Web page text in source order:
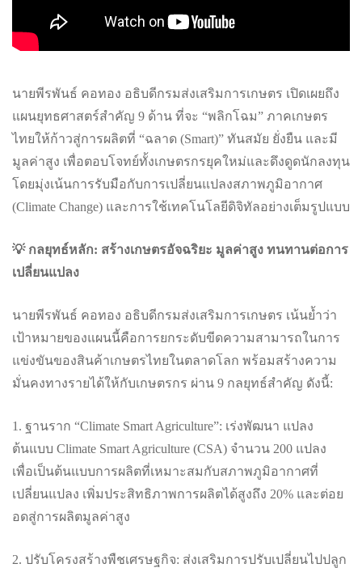
นายพีรพันธ์ คอทอง อธิบดีกรมส่งเสริมการเกษตร เปิดเผยถึง
แผนยุทธศาสตร์สำคัญ 9 ด้าน ที่จะ “พลิกโฉม” ภาคเกษตร
ไทยให้ก้าวสู่การผลิตที่ “ฉลาด (Smart)” ทันสมัย ยั่งยืน และมี
มูลค่าสูง เพื่อตอบโจทย์ทั้งเกษตรกรยุคใหม่และดึงดูดนักลงทุน
โดยมุ่งเน้นการรับมือกับการเปลี่ยนแปลงสภาพภูมิอากาศ
(Climate Change) และการใช้เทคโนโลยีดิจิทัลอย่างเต็มรูปแบบ
💡 กลยุทธ์หลัก: สร้างเกษตรอัจฉริยะ มูลค่าสูง ทนทานต่อการ
เปลี่ยนแปลง
นายพีรพันธ์ คอทอง อธิบดีกรมส่งเสริมการเกษตร เน้นย้ำว่า
เป้าหมายของแผนนี้คือการยกระดับขีดความสามารถในการ
แข่งขันของสินค้าเกษตรไทยในตลาดโลก พร้อมสร้างความ
มั่นคงทางรายได้ให้กับเกษตรกร ผ่าน 9 กลยุทธ์สำคัญ ดังนี้:
1. ฐานราก “Climate Smart Agriculture”: เร่งพัฒนา แปลง
ต้นแบบ Climate Smart Agriculture (CSA) จำนวน 200 แปลง
เพื่อเป็นต้นแบบการผลิตที่เหมาะสมกับสภาพภูมิอากาศที่
เปลี่ยนแปลง เพิ่มประสิทธิภาพการผลิตได้สูงถึง 20% และต่อย
อดสู่การผลิตมูลค่าสูง
2. ปรับโครงสร้างพืชเศรษฐกิจ: ส่งเสริมการปรับเปลี่ยนไปปลูก